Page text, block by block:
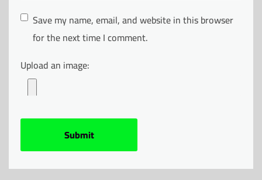
Save my name, email, and website in this browser
for the next time I comment.
Upload an image: